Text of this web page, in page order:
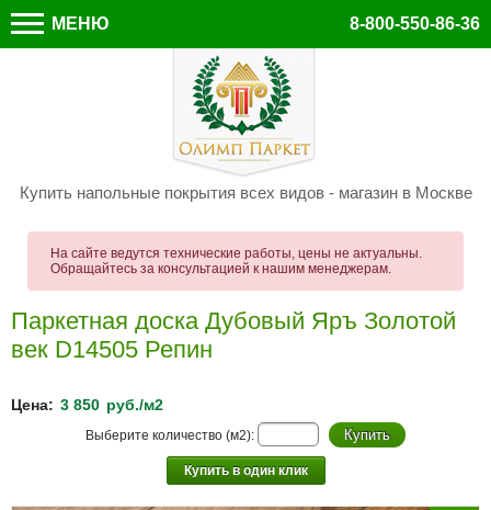
МЕНЮ 8-800-550-86-36
Купить напольные покрытия всех видов - магазин в Москве
На сайте ведутся технические работы, цены не актуальны.
Обращайтесь за консультацией к нашим менеджерам.
Паркетная доска Дубовый Яръ Золотой
век D14505 Репин
Цена: 3 850 руб./м2
Выберите количество (м2):
Купить в один клик